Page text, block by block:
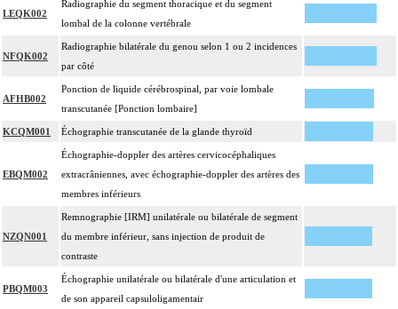
LEQK002
Radiographie du segment thoracique et du segment
lombal de la colonne vertébrale
NFQK002
Radiographie bilatérale du genou selon 1 ou 2 incidences
par côté
AFHB002
Ponction de liquide cérébrospinal, par voie lombale
transcutanée [Ponction lombaire]
KCQM001 Échographie transcutanée de la glande thyroïd
EBQM002
Échographie-doppler des artères cervicocéphaliques
extracrâniennes, avec échographie-doppler des artères des
membres inférieurs
NZQN001
Remnographie [IRM] unilatérale ou bilatérale de segment
du membre inférieur, sans injection de produit de
contraste
PBQM003
Échographie unilatérale ou bilatérale d'une articulation et
de son appareil capsuloligamentair